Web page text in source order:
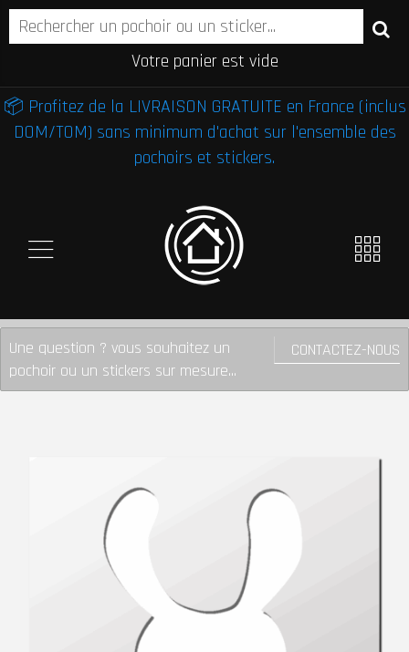
Votre panier est vide
📦 Profitez de la LIVRAISON GRATUITE en France (inclus
DOM/TOM) sans minimum d'achat sur l'ensemble des
pochoirs et stickers.
CONTACTEZ-NOUS
Une question ? vous souhaitez un
pochoir ou un stickers sur mesure...